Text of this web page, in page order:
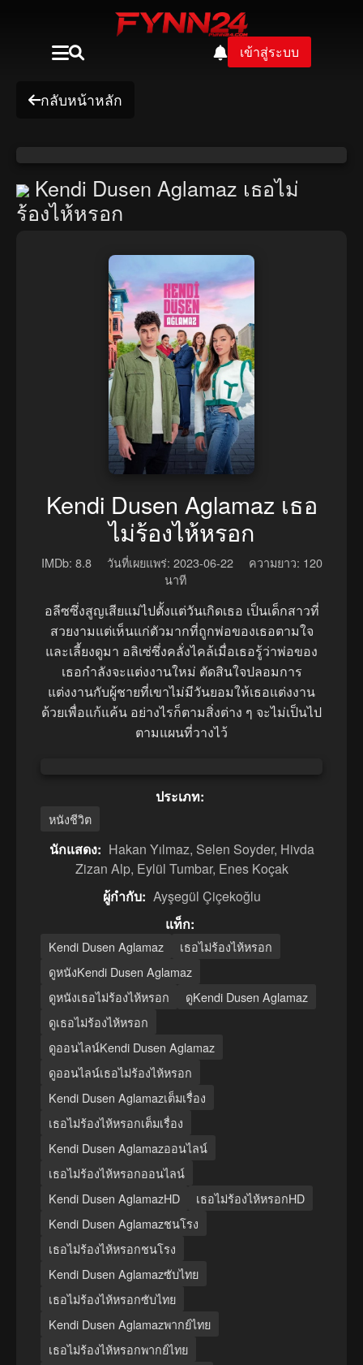
เข้าสู่ระบบ
กลับหน้าหลัก
Kendi Dusen Aglamaz เธอไม่
ร้องไห้หรอก
Kendi Dusen Aglamaz เธอ
ไม่ร้องไห้หรอก
IMDb: 8.8 วันที่เผยแพร่: 2023-06-22
ความยาว: 120
นาที
อลีซซึ่งสูญเสียแม่ไปตั้งแต่วันเกิดเธอ เป็นเด็กสาวที่
สวยงามแต่เห็นแก่ตัวมากที่ถูกพ่อของเธอตามใจ
และเลี้ยงดูมา อลิเซ่ซึ่งคลั่งไคล้เมื่อเธอรู้ว่าพ่อของ
เธอกำลังจะแต่งงานใหม่ ตัดสินใจปลอมการ
แต่งงานกับผู้ชายที่เขาไม่มีวันยอมให้เธอแต่งงาน
ด้วยเพื่อแก้แค้น อย่างไรก็ตามสิ่งต่าง ๆ จะไม่เป็นไป
ตามแผนที่วางไว้
ประเภท:
หนังชีวิต
นักแสดง: Hakan Yılmaz, Selen Soyder, Hivda
Zizan Alp, Eylül Tumbar, Enes Koçak
ผู้กำกับ: Ayşegül Çiçekoğlu
แท็ก:
Kendi Dusen Aglamaz
เธอไม่ร้องไห้หรอก
ดูหนังKendi Dusen Aglamaz
ดูหนังเธอไม่ร้องไห้หรอก
ดูKendi Dusen Aglamaz
ดูเธอไม่ร้องไห้หรอก
ดูออนไลน์Kendi Dusen Aglamaz
ดูออนไลน์เธอไม่ร้องไห้หรอก
Kendi Dusen Aglamazเต็มเรื่อง
เธอไม่ร้องไห้หรอกเต็มเรื่อง
Kendi Dusen Aglamazออนไลน์
เธอไม่ร้องไห้หรอกออนไลน์
Kendi Dusen AglamazHD
เธอไม่ร้องไห้หรอกHD
Kendi Dusen Aglamazชนโรง
เธอไม่ร้องไห้หรอกชนโรง
Kendi Dusen Aglamazซับไทย
เธอไม่ร้องไห้หรอกซับไทย
Kendi Dusen Aglamazพากย์ไทย
เธอไม่ร้องไห้หรอกพากย์ไทย